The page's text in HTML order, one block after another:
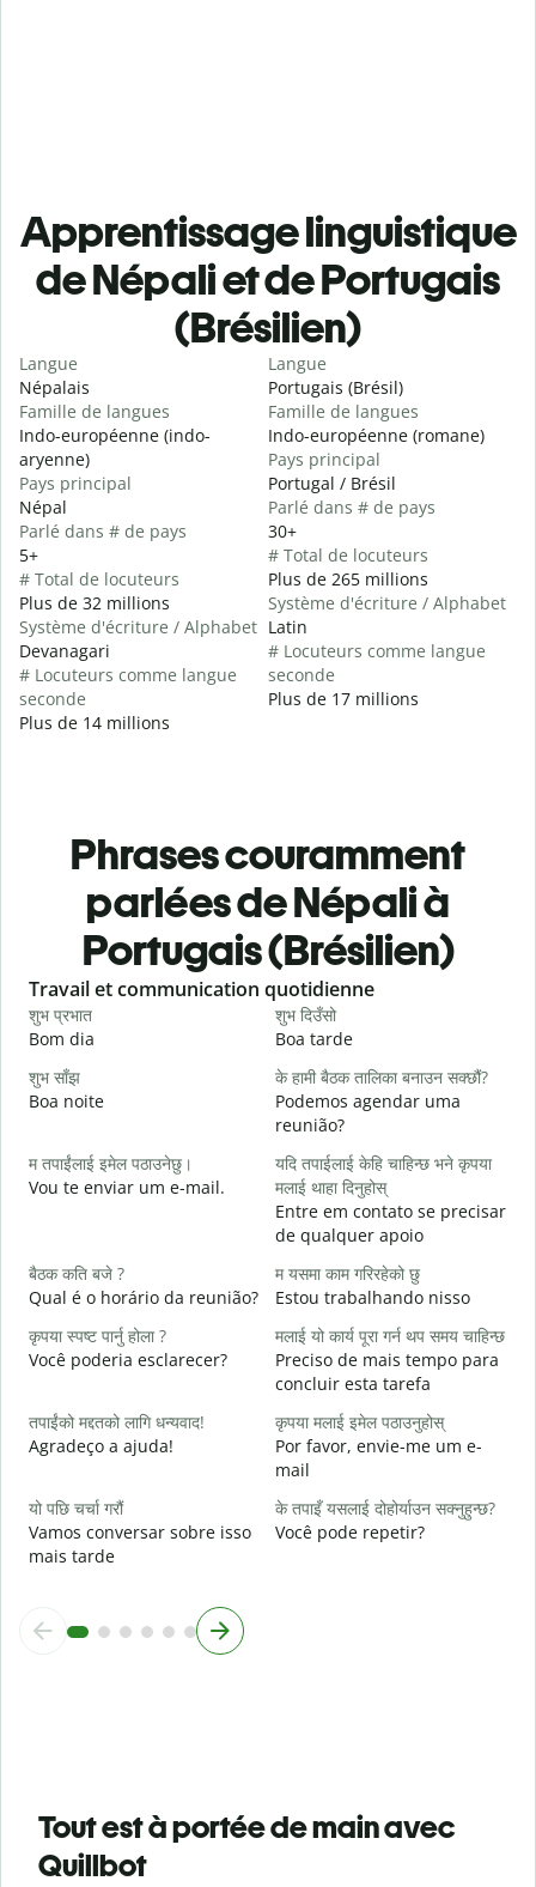
Apprentissage linguistique
de Népali et de Portugais
(Brésilien)
Langue
Népalais
Famille de langues
Indo-européenne (indo-
aryenne)
Pays principal
Népal
Parlé dans # de pays
5+
# Total de locuteurs
Plus de 32 millions
Système d'écriture / Alphabet
Devanagari
# Locuteurs comme langue
seconde
Plus de 14 millions
Langue
Portugais (Brésil)
Famille de langues
Indo-européenne (romane)
Pays principal
Portugal / Brésil
Parlé dans # de pays
30+
# Total de locuteurs
Plus de 265 millions
Système d'écriture / Alphabet
Latin
# Locuteurs comme langue
seconde
Plus de 17 millions
Phrases couramment
parlées de Népali à
Portugais (Brésilien)
Slide 1 of 6
Travail et communication quotidienne
शुभ प्रभात
Bom dia
शुभ दिउँसो
Boa tarde
शुभ साँझ
Boa noite
के हामी बैठक तालिका बनाउन सक्छौं?
Podemos agendar uma
reunião?
म तपाईंलाई इमेल पठाउनेछु।
Vou te enviar um e-mail.
यदि तपाईलाई केहि चाहिन्छ भने कृपया
मलाई थाहा दिनुहोस्
Entre em contato se precisar
de qualquer apoio
बैठक कति बजे ?
Qual é o horário da reunião?
म यसमा काम गरिरहेको छु
Estou trabalhando nisso
कृपया स्पष्ट पार्नु होला ?
Você poderia esclarecer?
मलाई यो कार्य पूरा गर्न थप समय चाहिन्छ
Preciso de mais tempo para
concluir esta tarefa
तपाईंको मद्दतको लागि धन्यवाद!
Agradeço a ajuda!
कृपया मलाई इमेल पठाउनुहोस्
Por favor, envie-me um e-
mail
यो पछि चर्चा गरौं
Vamos conversar sobre isso
mais tarde
के तपाइँ यसलाई दोहोर्याउन सक्नुहुन्छ?
Você pode repetir?
Tout est à portée de main avec
Quillbot